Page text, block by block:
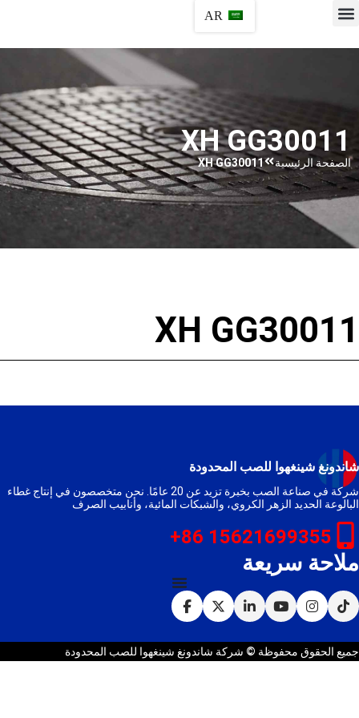
XH GG30011
الصفحة الرئيسية XH GG30011
XH GG30011
شاندونغ شينغهوا للصب المحدودة
شركة في صناعة الصب بخبرة تزيد عن 20 عامًا. نحن متخصصون في إنتاج غطاء
البالوعة الحديد الزهر الكروي، والشبكات المائية، وأنابيب الصرف
15621699355 86+
ملاحة سريعة
جميع الحقوق محفوظة © شركة شاندونغ شينغهوا للصب المحدودة